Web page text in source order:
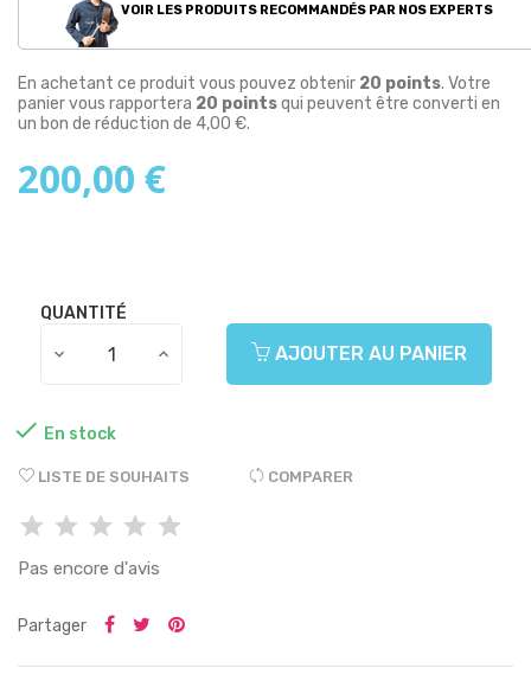
VOIR LES PRODUITS RECOMMANDÉS PAR NOS EXPERTS
En achetant ce produit vous pouvez obtenir 20 points. Votre
panier vous rapportera 20 pointsqui peuvent être converti en
un bon de réduction de 4,00 €.
200,00 €
QUANTITÉ
AJOUTER AU PANIER
 En stock
LISTE DE SOUHAITS COMPARER
Pas encore d'avis
Partager